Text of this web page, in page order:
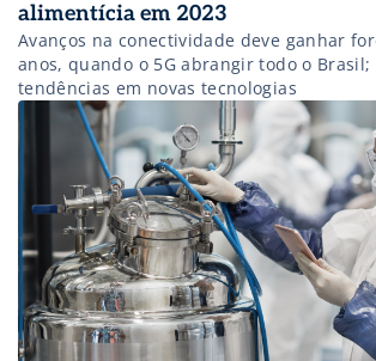
alimentícia em 2023
Avanços na conectividade deve ganhar
anos, quando o 5G abrangir todo o Brasil;
tendências em novas tecnologias